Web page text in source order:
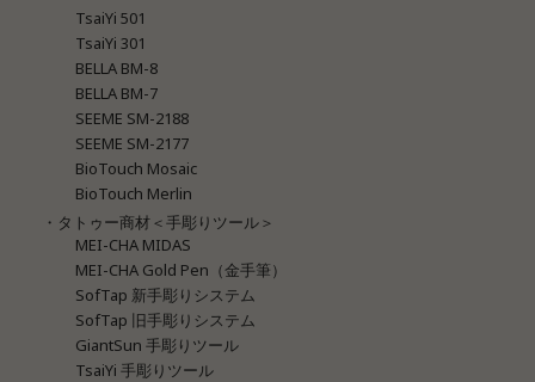
TsaiYi 501
TsaiYi 301
BELLA BM-8
BELLA BM-7
SEEME SM-2188
SEEME SM-2177
BioTouch Mosaic
BioTouch Merlin
・タトゥー商材＜手彫りツール＞
MEI-CHA MIDAS
MEI-CHA Gold Pen（金手筆）
SofTap 新手彫りシステム
SofTap 旧手彫りシステム
GiantSun 手彫りツール
TsaiYi 手彫りツール